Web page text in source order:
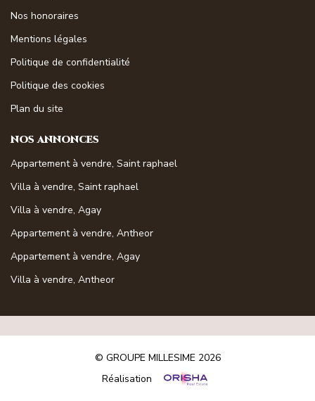
Nos honoraires
Mentions légales
Politique de confidentialité
Politique des cookies
Plan du site
NOS ANNONCES
Appartement à vendre, Saint raphael
Villa à vendre, Saint raphael
Villa à vendre, Agay
Appartement à vendre, Antheor
Appartement à vendre, Agay
Villa à vendre, Antheor
© GROUPE MILLESIME 2026
Réalisation